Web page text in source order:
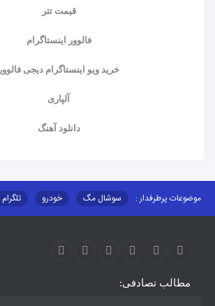
قیمت تتر
فالوور اینستاگرام
خرید ویو اینستاگرام دیجی فالوور
آلپاری
دانلود آهنگ
موضوعات پرطرفدار : سوشال مگ خودرو تلگرام
مطالب تصادفی: